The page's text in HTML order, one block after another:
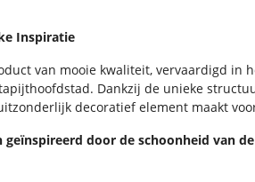
Inspiratie
van mooie kwaliteit, vervaardigd in
Dankzij de unieke
decoratief element maakt
door de schoonheid van